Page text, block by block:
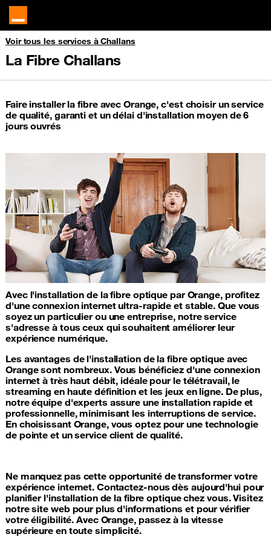
Voir tous les services à Challans
La Fibre Challans
Faire installer la fibre avec Orange, c'est choisir un service
de qualité, garanti et un délai d'installation moyen de 6
jours ouvrés
Avec l'installation de la fibre optique par Orange, profitez
d'une connexion internet ultra-rapide et stable. Que vous
soyez un particulier ou une entreprise, notre service
s'adresse à tous ceux qui souhaitent améliorer leur
expérience numérique.
Les avantages de l'installation de la fibre optique avec
Orange sont nombreux. Vous bénéficiez d'une connexion
internet à très haut débit, idéale pour le télétravail, le
streaming en haute définition et les jeux en ligne. De plus,
notre équipe d'experts assure une installation rapide et
professionnelle, minimisant les interruptions de service.
En choisissant Orange, vous optez pour une technologie
de pointe et un service client de qualité.
Ne manquez pas cette opportunité de transformer votre
expérience internet. Contactez-nous dès aujourd'hui pour
planifier l'installation de la fibre optique chez vous. Visitez
notre site web pour plus d'informations et pour vérifier
votre éligibilité. Avec Orange, passez à la vitesse
supérieure en toute simplicité.